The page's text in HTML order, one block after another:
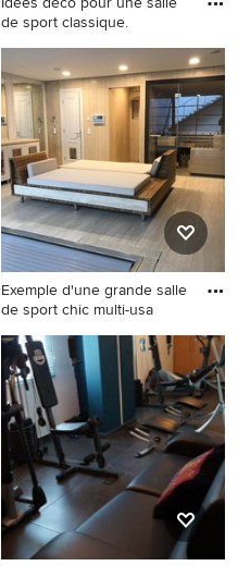
de sport classique.
Idées déco pour une salle de
sport classique.
Exemple d'une grande salle
de sport chic multi-usa
Exemple d'une grande salle
de sport chic multi-usage
avec un sol beige.